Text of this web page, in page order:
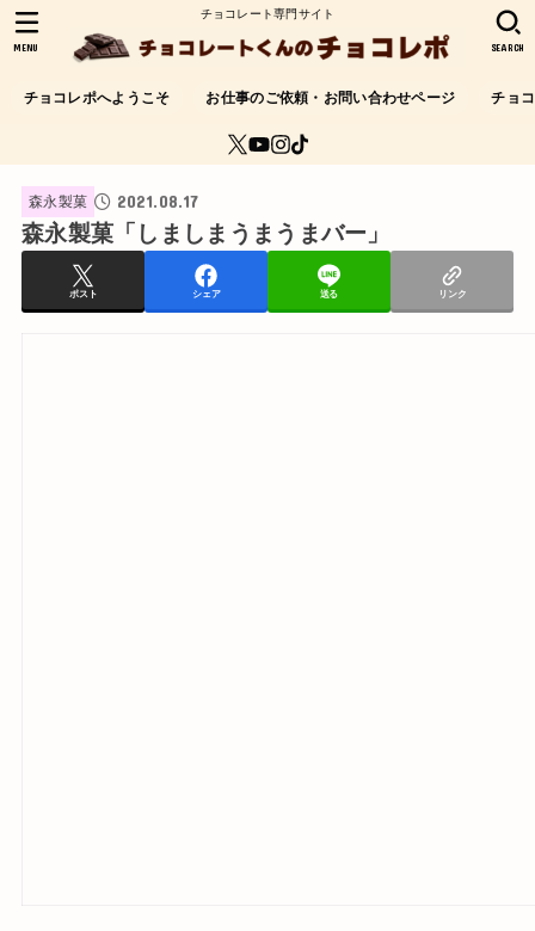
チョコレート専門サイト
チョコレポへようこそ お仕事のご依頼・お問い合わせページ チョ
SEARCH
MENU
森永製菓 2021.08.17
森永製菓「しましまうまうまバー」
ポスト シェア 送る リンク